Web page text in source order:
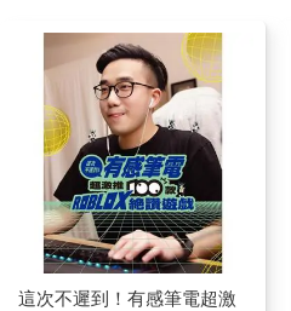
這次不遲到！有感筆電超激